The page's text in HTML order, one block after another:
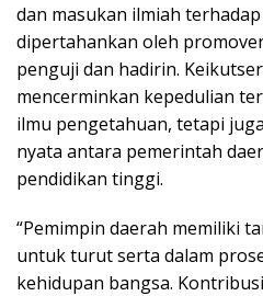
dan masukan ilmiah
dipertahankan oleh
penguji dan hadirin.
mencerminkan kepedulian
ilmu pengetahuan, tetapi
nyata antara pemerintah
pendidikan tinggi.
“Pemimpin daerah memiliki
untuk turut serta dalam
kehidupan bangsa.